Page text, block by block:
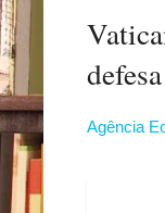
Agência